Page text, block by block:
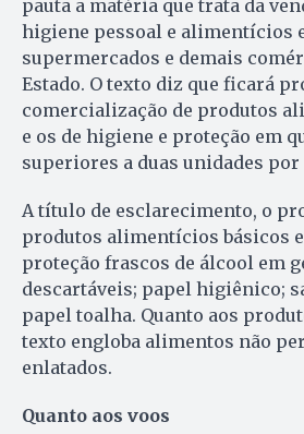
pauta a matéria que trata da
higiene pessoal e alimentícios
supermercados e demais
Estado. O texto diz que ficará
comercialização de produtos
e os de higiene e proteção em
superiores a duas unidades por
A título de esclarecimento, o
produtos alimentícios básicos
proteção frascos de álcool em
descartáveis; papel higiênico;
papel toalha. Quanto aos
texto engloba alimentos não
enlatados.
Quanto aos voos